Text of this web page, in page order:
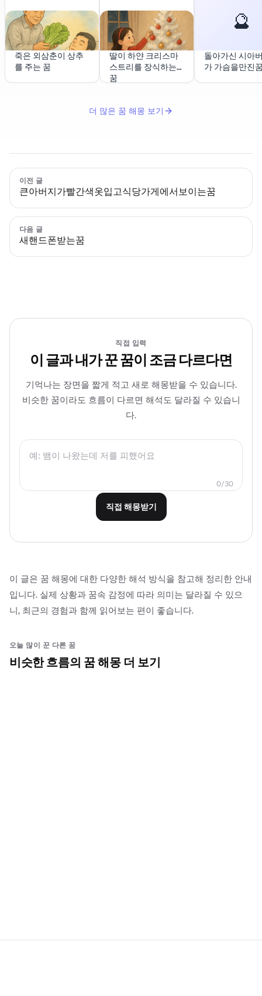
죽은 외삼춘이 상추
를 주는 꿈
딸이 하얀 크리스마
스트리를 장식하는
꿈
🔮
돌아가신 시아
가 가슴을만진
더 많은 꿈 해몽 보기
이전 글
큰아버지가빨간색옷입고식당가게에서보이는꿈
다음 글
새핸드폰받는꿈
직접 입력
이 글과 내가 꾼 꿈이 조금 다르다면
기억나는 장면을 짧게 적고 새로 해몽받을 수 있습니다.
비슷한 꿈이라도 흐름이 다르면 해석도 달라질 수 있습니
다.
0/30
직접 해몽받기
이 글은 꿈 해몽에 대한 다양한 해석 방식을 참고해 정리한 안내
입니다. 실제 상황과 꿈속 감정에 따라 의미는 달라질 수 있으
니, 최근의 경험과 함께 읽어보는 편이 좋습니다.
오늘 많이 꾼 다른 꿈
비슷한 흐름의 꿈 해몽 더 보기